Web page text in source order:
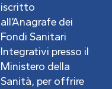
iscritto
all’Anagrafe dei
Fondi Sanitari
Integrativi presso il
Ministero della
Sanità, per offrire